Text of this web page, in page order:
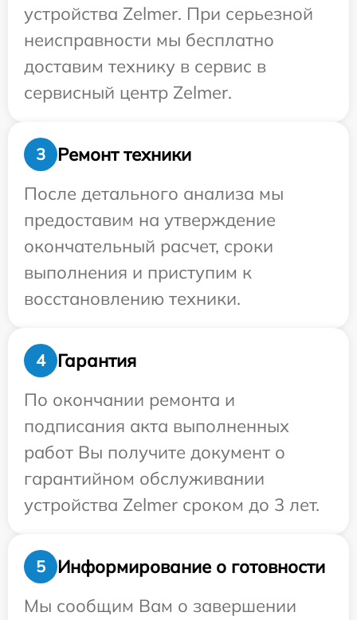
устройства Zelmer. При серьезной
неисправности мы бесплатно
доставим технику в сервис в
сервисный центр Zelmer.
3
Ремонт техники
После детального анализа мы
предоставим на утверждение
окончательный расчет, сроки
выполнения и приступим к
восстановлению техники.
4
Гарантия
По окончании ремонта и
подписания акта выполненных
работ Вы получите документ о
гарантийном обслуживании
устройства Zelmer сроком до 3 лет.
5
Информирование о готовности
Мы сообщим Вам о завершении